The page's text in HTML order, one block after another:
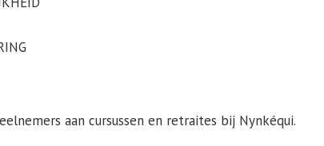
aan cursussen en retraites bij Nynkéqui.